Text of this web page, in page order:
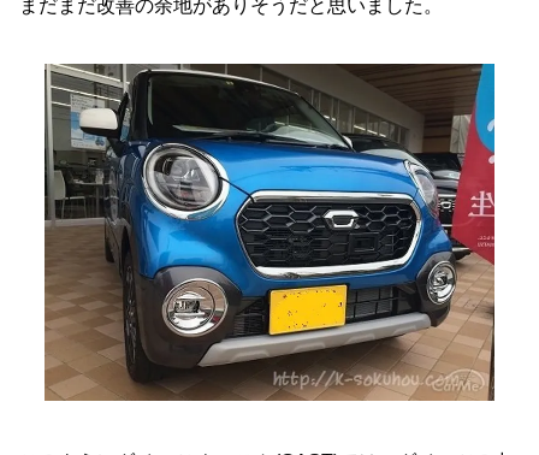
まだまだ改善の余地がありそうだと思いました。